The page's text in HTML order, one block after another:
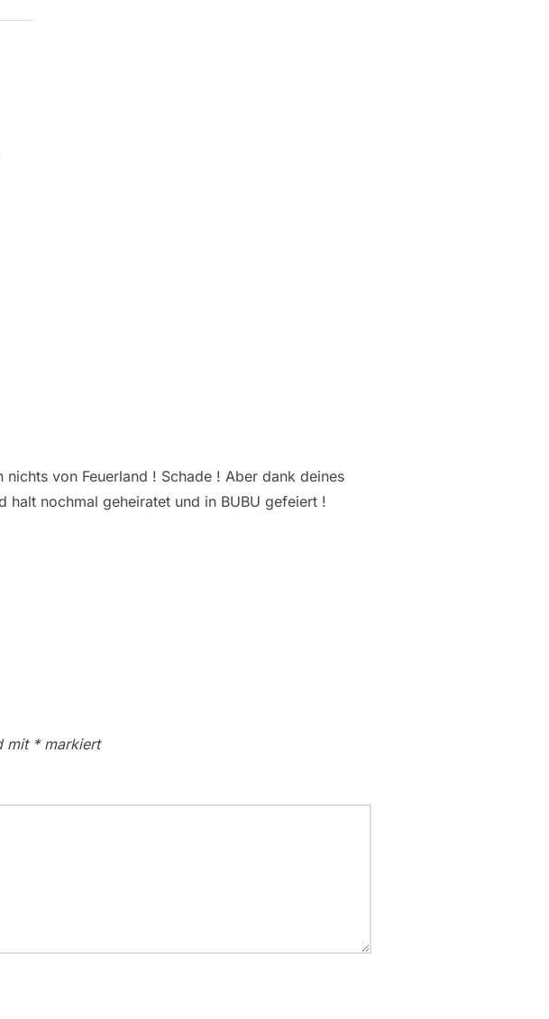
von Feuerland ! Schade ! Aber dank deines
nochmal geheiratet und in BUBU gefeiert !
mit *markiert